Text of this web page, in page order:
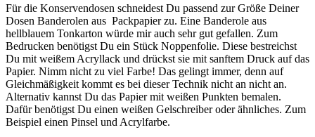
Für die Konservendosen schneidest Du passend zur Größe Deiner
Dosen Banderolen aus Packpapier zu. Eine Banderole aus
hellblauem Tonkarton würde mir auch sehr gut gefallen. Zum
Bedrucken benötigst Du ein Stück Noppenfolie. Diese bestreichst
Du mit weißem Acryllack und drückst sie mit sanftem Druck auf das
Papier. Nimm nicht zu viel Farbe! Das gelingt immer, denn auf
Gleichmäßigkeit kommt es bei dieser Technik nicht an nicht an.
Alternativ kannst Du das Papier mit weißen Punkten bemalen.
Dafür benötigst Du einen weißen Gelschreiber oder ähnliches. Zum
Beispiel einen Pinsel und Acrylfarbe.